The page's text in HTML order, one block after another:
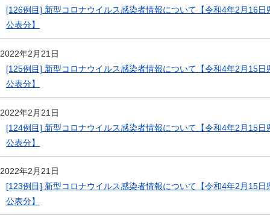
[126例目] 新型コロナウイルス感染者情報について【令和4年2月16日
公表分】
2022年2月21日
[125例目] 新型コロナウイルス感染者情報について【令和4年2月15日
公表分】
2022年2月21日
[124例目] 新型コロナウイルス感染者情報について【令和4年2月15日
公表分】
2022年2月21日
[123例目] 新型コロナウイルス感染者情報について【令和4年2月15日
公表分】